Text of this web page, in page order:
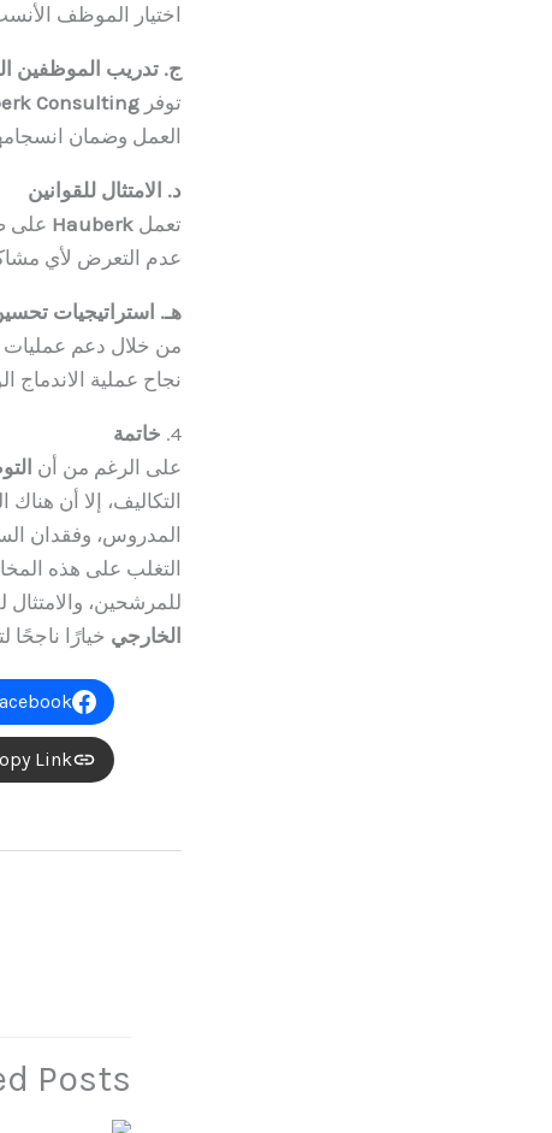
اختيار الموظف
ج. تدريب الموظفين
توفر Consulting
العمل وضمان
د. الامتثال للقوانين
تعمل Hauberk على
عدم التعرض لأي
هـ. استراتيجيات
من خلال دعم عمليات
نجاح عملية
4. خاتمة
على الرغم من أن
التكاليف، إلا أن هناك
المدروس، وفقدان
التغلب على هذه
للمرشحين،
الخارجي خيارًا
Link
Posts